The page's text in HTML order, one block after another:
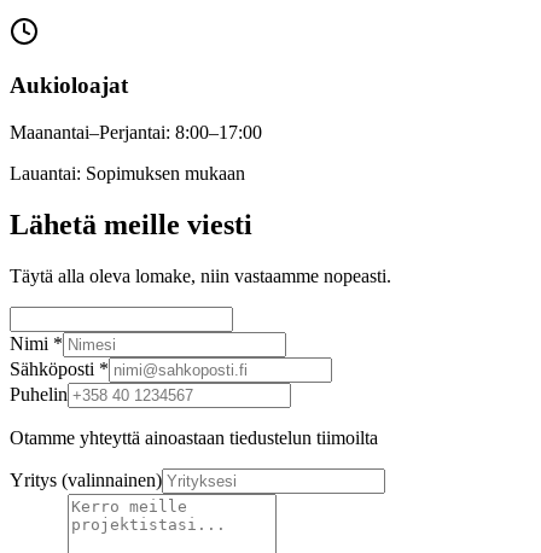
Aukioloajat
Maanantai–Perjantai: 8:00–17:00
Lauantai: Sopimuksen mukaan
Lähetä meille viesti
Täytä alla oleva lomake, niin vastaamme nopeasti.
Nimi *
Sähköposti *
Puhelin
Otamme yhteyttä ainoastaan tiedustelun tiimoilta
Yritys (valinnainen)